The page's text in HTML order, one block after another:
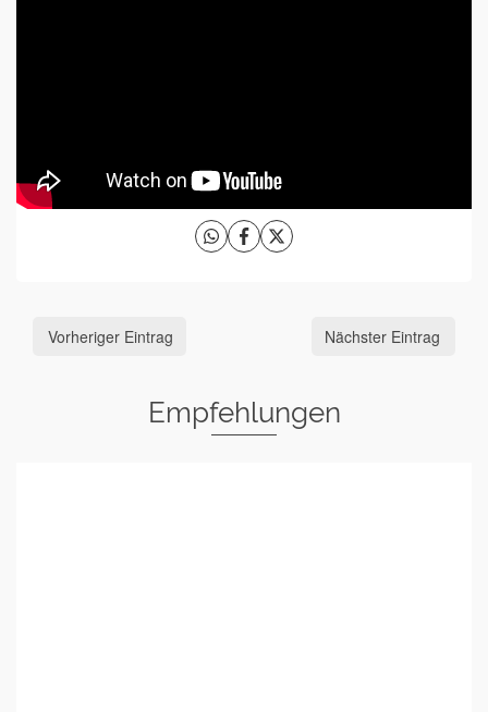
Vorheriger Eintrag Nächster Eintrag
Empfehlungen